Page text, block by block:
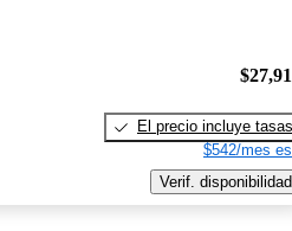
El precio incluye tasas
$542/mes
Verif. disponibilidad